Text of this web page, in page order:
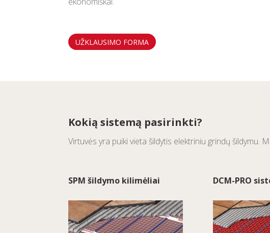
UŽKLAUSIMO FORMA
Kokią sistemą pasirinkti?
Virtuvės yra puiki vieta šildytis elektriniu grindų šildymu.
SPM šildymo kilimėliai DCM-PRO